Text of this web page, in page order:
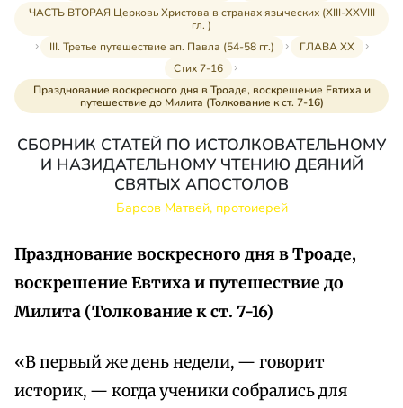
ЧАСТЬ ВТОРАЯ Церковь Христова в странах языческих (XIII-XXVIII
гл. )
III. Третье путешествие ап. Павла (54-58 гг.)
ГЛАВА XX
Стих 7-16
Празднование воскресного дня в Троаде, воскрешение Евтиха и
путешествие до Милита (Толкование к ст. 7-16)
СБОРНИК СТАТЕЙ ПО ИСТОЛКОВАТЕЛЬНОМУ
И НАЗИДАТЕЛЬНОМУ ЧТЕНИЮ ДЕЯНИЙ
СВЯТЫХ АПОСТОЛОВ
Барсов Матвей, протоиерей
Празднование воскресного дня в Троаде,
воскрешение Евтиха и путешествие до
Милита (Толкование к ст. 7-16)
«В первый же день недели, — говорит
историк, — когда ученики собрались для